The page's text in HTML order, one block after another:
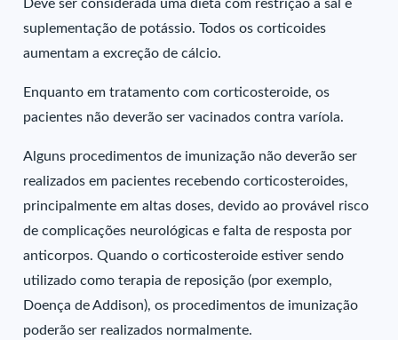
Deve ser considerada uma dieta com restrição a sal e
suplementação de potássio. Todos os corticoides
aumentam a excreção de cálcio.
Enquanto em tratamento com corticosteroide, os
pacientes não deverão ser vacinados contra varíola.
Alguns procedimentos de imunização não deverão ser
realizados em pacientes recebendo corticosteroides,
principalmente em altas doses, devido ao provável risco
de complicações neurológicas e falta de resposta por
anticorpos. Quando o corticosteroide estiver sendo
utilizado como terapia de reposição (por exemplo,
Doença de Addison), os procedimentos de imunização
poderão ser realizados normalmente.